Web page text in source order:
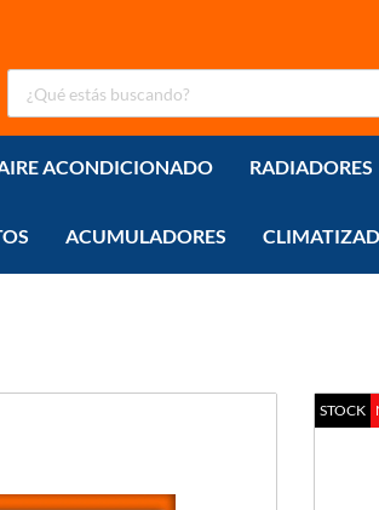
ACONDICIONADO RADIADORES
ACUMULADORES
STOCK